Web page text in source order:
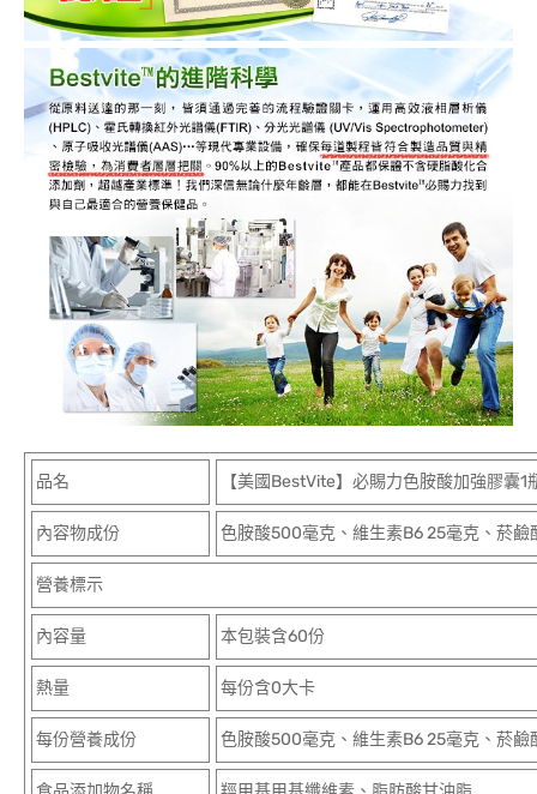
品名 【美國BestVite】必賜力色胺酸加強膠囊1
內容物成份 色胺酸500毫克、維生素B6 25毫克、菸鹼
營養標示
內容量 本包裝含60份
熱量 每份含0大卡
每份營養成份 色胺酸500毫克、維生素B6 25毫克、菸鹼